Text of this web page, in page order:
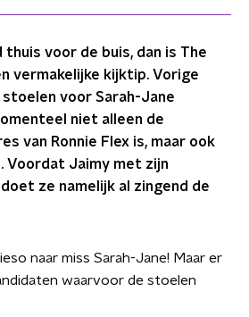
thuis voor de buis, dan is The
vermakelijke kijktip. Vorige
voor Sarah-Jane
niet alleen de
van Ronnie Flex is, maar ook
Voordat Jaimy met zijn
ze namelijk al zingend de
naar miss Sarah-Jane! Maar er
waarvoor de stoelen